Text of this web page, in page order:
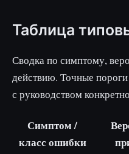
Таблица
Сводка по симптому,
действию. Точные пороги
с руководством
Симптом /
класс ошибки